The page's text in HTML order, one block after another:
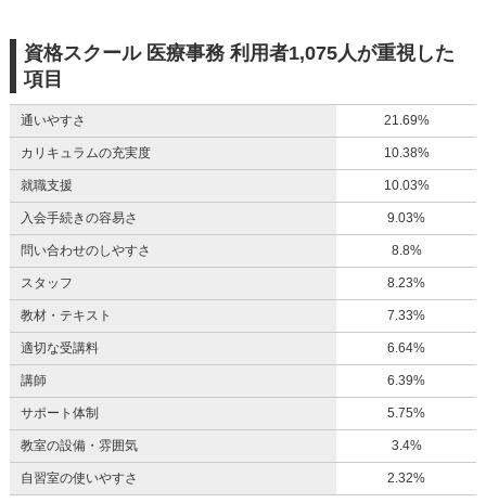
資格スクール 医療事務 利用者1,075人が重視した
項目
通いやすさ 21.69%
カリキュラムの充実度 10.38%
就職支援 10.03%
入会手続きの容易さ 9.03%
問い合わせのしやすさ 8.8%
スタッフ 8.23%
教材・テキスト 7.33%
適切な受講料 6.64%
講師 6.39%
サポート体制 5.75%
教室の設備・雰囲気 3.4%
自習室の使いやすさ 2.32%